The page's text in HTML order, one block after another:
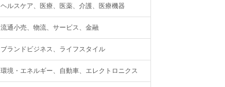
ヘルスケア、医療、医薬、介護、医療機器
流通小売、物流、サービス、金融
ブランドビジネス、ライフスタイル
環境・エネルギー、自動車、エレクトロニクス